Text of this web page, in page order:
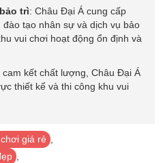
trì: Châu Đại Á cung cấp
tạo nhân sự và dịch vụ bảo
vui chơi hoạt động ổn định và
kết chất lượng, Châu Đại Á
thiết kế và thi công khu vui
giá rẻ ,
,